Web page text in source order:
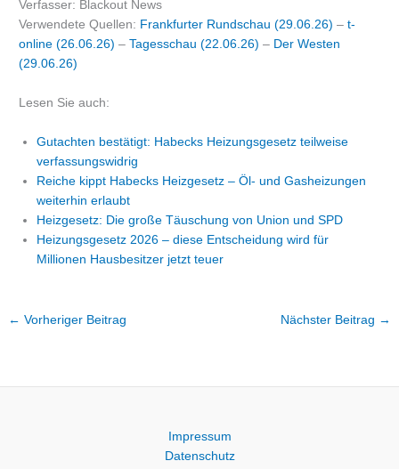
Verfasser: Blackout News
Verwendete Quellen: Frankfurter Rundschau (29.06.26) –t-
online (26.06.26) –Tagesschau (22.06.26) – Der Westen
(29.06.26)
Lesen Sie auch:
Gutachten bestätigt: Habecks Heizungsgesetz teilweise
verfassungswidrig
Reiche kippt Habecks Heizgesetz – Öl- und Gasheizungen
weiterhin erlaubt
Heizgesetz: Die große Täuschung von Union und SPD
Heizungsgesetz 2026 – diese Entscheidung wird für
Millionen Hausbesitzer jetzt teuer
← Vorheriger Beitrag Nächster Beitrag →
Impressum
Datenschutz